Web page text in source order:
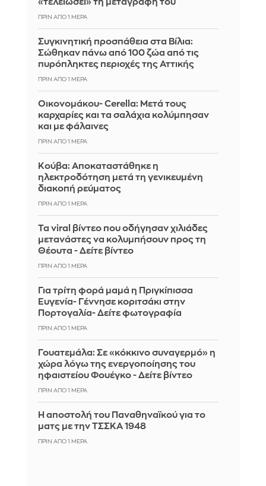
«τελειώσει» τη μεταγραφή του
ΠΡΙΝ ΑΠΌ 1 ΜΈΡΑ
Συγκινητική προσπάθεια στα Βίλια:
Σώθηκαν πάνω από 100 ζώα από τις
πυρόπληκτες περιοχές της Αττικής
ΠΡΙΝ ΑΠΌ 1 ΜΈΡΑ
Οικονομάκου- Cerella: Μετά τους
καρχαρίες και τα σαλάχια κολύμπησαν
και με φάλαινες
ΠΡΙΝ ΑΠΌ 1 ΜΈΡΑ
Κούβα: Αποκαταστάθηκε η
ηλεκτροδότηση μετά τη γενικευμένη
διακοπή ρεύματος
ΠΡΙΝ ΑΠΌ 1 ΜΈΡΑ
Τα viral βίντεο που οδήγησαν χιλιάδες
μετανάστες να κολυμπήσουν προς τη
Θέουτα - Δείτε βίντεο
ΠΡΙΝ ΑΠΌ 1 ΜΈΡΑ
Για τρίτη φορά μαμά η Πριγκίπισσα
Ευγενία- Γέννησε κοριτσάκι στην
Πορτογαλία- Δείτε φωτογραφία
ΠΡΙΝ ΑΠΌ 1 ΜΈΡΑ
Γουατεμάλα: Σε «κόκκινο συναγερμό» η
χώρα λόγω της ενεργοποίησης του
ηφαιστείου Φουέγκο - Δείτε βίντεο
ΠΡΙΝ ΑΠΌ 1 ΜΈΡΑ
Η αποστολή του Παναθηναϊκού για το
ματς με την ΤΣΣΚΑ 1948
ΠΡΙΝ ΑΠΌ 1 ΜΈΡΑ